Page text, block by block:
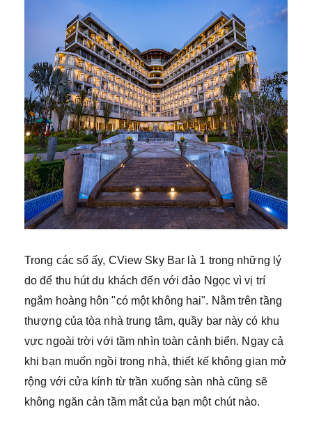
Trong các số ấy, CView Sky Bar là 1 trong những lý
do để thu hút du khách đến với đảo Ngọc vì vị trí
ngắm hoàng hôn "có một không hai". Nằm trên tầng
thượng của tòa nhà trung tâm, quầy bar này có khu
vực ngoài trời với tầm nhìn toàn cảnh biển. Ngay cả
khi bạn muốn ngồi trong nhà, thiết kế không gian mở
rộng với cửa kính từ trần xuống sàn nhà cũng sẽ
không ngăn cản tầm mắt của bạn một chút nào.